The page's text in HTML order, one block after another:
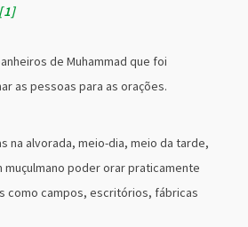
1
de Muhammad que foi
as pessoas para as orações.
na alvorada, meio-dia, meio da tarde,
muçulmano poder orar praticamente
como campos, escritórios, fábricas